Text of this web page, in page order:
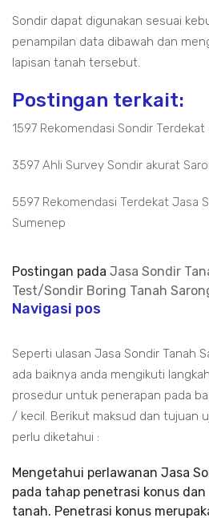
Sondir dapat digunakan sesuai
penampilan data dibawah dan
lapisan tanah tersebut.
Postingan terkait:
1597 Rekomendasi Sondir
3597 Ahli Survey Sondir akurat
5597 Rekomendasi Terdekat Jasa
Sumenep
Postingan pada Jasa Sondir
Test/Sondir Boring Tanah
Navigasi pos
Seperti ulasan Jasa Sondir Tanah
ada baiknya anda mengikuti
prosedur untuk penerapan pada
/ kecil. Berikut maksud dan tujuan
perlu diketahui :
Mengetahui perlawanan Jasa
pada tahap penetrasi konus
tanah. Penetrasi konus